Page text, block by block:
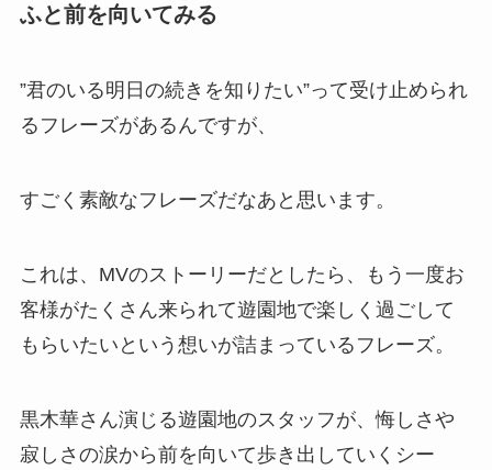
ふと前を向いてみる
”君のいる明日の続きを知りたい”って受け止められ
るフレーズがあるんですが、
すごく素敵なフレーズだなあと思います。
これは、MVのストーリーだとしたら、もう一度お
客様がたくさん来られて遊園地で楽しく過ごして
もらいたいという想いが詰まっているフレーズ。
黒木華さん演じる遊園地のスタッフが、悔しさや
寂しさの涙から前を向いて歩き出していくシー